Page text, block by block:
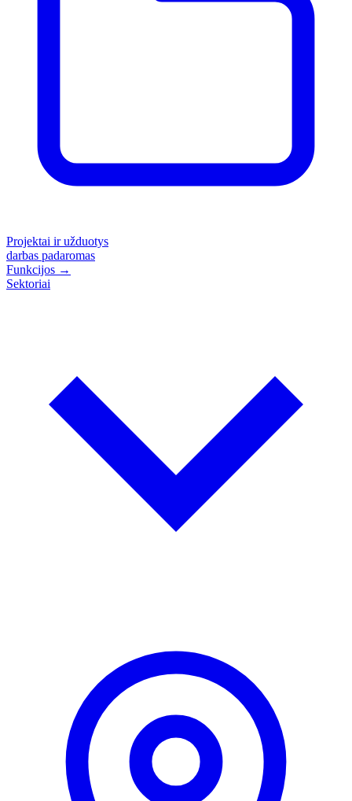
Projektai ir užduotys
darbas padaromas
Funkcijos →
Sektoriai